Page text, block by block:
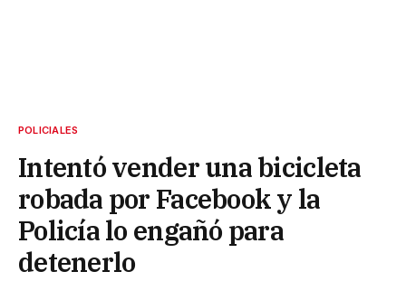
POLICIALES
Intentó vender una bicicleta
robada por Facebook y la
Policía lo engañó para
detenerlo